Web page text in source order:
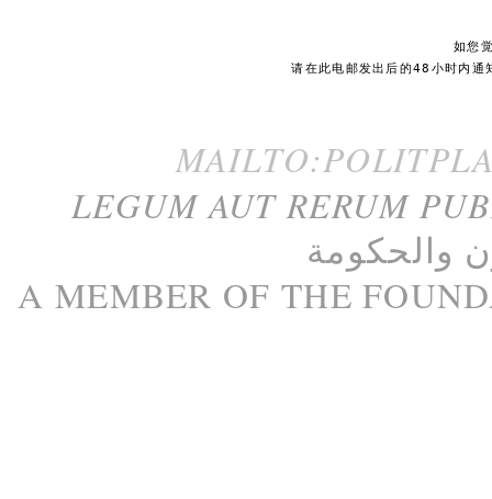
如您
请在此电邮发出后的48小时内通
LEGUM AUT RERUM
والحكومة
A MEMBER OF THE